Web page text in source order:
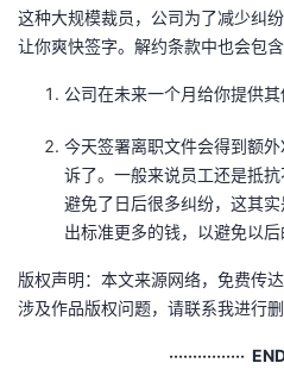
这种大规模裁员，公司为了减少纠
让你爽快签字。解约条款中也会包含
公司在未来一个月给你提供其
今天签署离职文件会得到额
诉了。一般来说员工还是抵
避免了日后很多纠纷，这其
出标准更多的钱，以避免以
版权声明：本文来源网络，免费传
涉及作品版权问题，请联系我进行删
‧‧‧‧‧‧‧‧‧‧‧‧‧‧‧‧